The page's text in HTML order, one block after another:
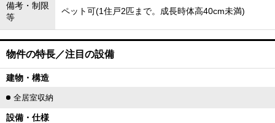
備考・制限
等
ペット可(1住戸2匹まで。成長時体高40cm未満)
物件の特長／注目の設備
建物・構造
全居室収納
設備・仕様